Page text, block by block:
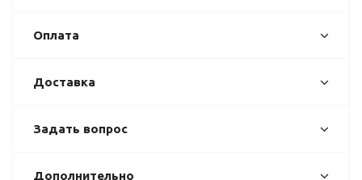
Оплата
Доставка
Задать вопрос
Дополнительно